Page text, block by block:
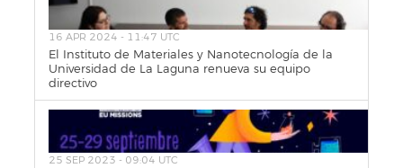
16 APR 2024 - 11:47 UTC
El Instituto de Materiales y Nanotecnología de la
Universidad de La Laguna renueva su equipo
directivo
25 SEP 2023 - 09:04 UTC